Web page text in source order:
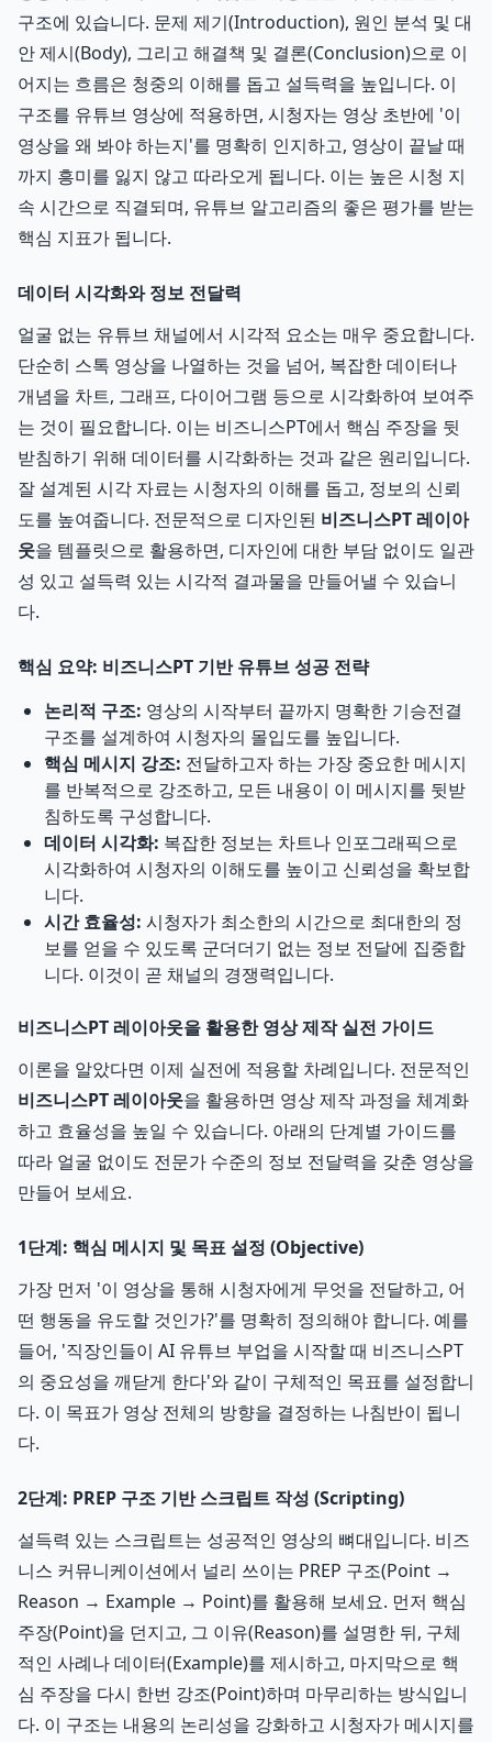
구조에 있습니다. 문제 제기(Introduction), 원인 분석 및 대
안 제시(Body), 그리고 해결책 및 결론(Conclusion)으로 이
어지는 흐름은 청중의 이해를 돕고 설득력을 높입니다. 이
구조를 유튜브 영상에 적용하면, 시청자는 영상 초반에 '이
영상을 왜 봐야 하는지'를 명확히 인지하고, 영상이 끝날 때
까지 흥미를 잃지 않고 따라오게 됩니다. 이는 높은 시청 지
속 시간으로 직결되며, 유튜브 알고리즘의 좋은 평가를 받는
핵심 지표가 됩니다.
데이터 시각화와 정보 전달력
얼굴 없는 유튜브 채널에서 시각적 요소는 매우 중요합니다.
단순히 스톡 영상을 나열하는 것을 넘어, 복잡한 데이터나
개념을 차트, 그래프, 다이어그램 등으로 시각화하여 보여주
는 것이 필요합니다. 이는 비즈니스PT에서 핵심 주장을 뒷
받침하기 위해 데이터를 시각화하는 것과 같은 원리입니다.
잘 설계된 시각 자료는 시청자의 이해를 돕고, 정보의 신뢰
도를 높여줍니다. 전문적으로 디자인된 비즈니스PT 레이아
웃을 템플릿으로 활용하면, 디자인에 대한 부담 없이도 일관
성 있고 설득력 있는 시각적 결과물을 만들어낼 수 있습니
다.
핵심 요약: 비즈니스PT 기반 유튜브 성공 전략
논리적 구조: 영상의 시작부터 끝까지 명확한 기승전결
구조를 설계하여 시청자의 몰입도를 높입니다.
핵심 메시지 강조: 전달하고자 하는 가장 중요한 메시지
를 반복적으로 강조하고, 모든 내용이 이 메시지를 뒷받
침하도록 구성합니다.
데이터 시각화: 복잡한 정보는 차트나 인포그래픽으로
시각화하여 시청자의 이해도를 높이고 신뢰성을 확보합
니다.
시간 효율성: 시청자가 최소한의 시간으로 최대한의 정
보를 얻을 수 있도록 군더더기 없는 정보 전달에 집중합
니다. 이것이 곧 채널의 경쟁력입니다.
비즈니스PT 레이아웃을 활용한 영상 제작 실전 가이드
이론을 알았다면 이제 실전에 적용할 차례입니다. 전문적인
비즈니스PT 레이아웃을 활용하면 영상 제작 과정을 체계화
하고 효율성을 높일 수 있습니다. 아래의 단계별 가이드를
따라 얼굴 없이도 전문가 수준의 정보 전달력을 갖춘 영상을
만들어 보세요.
1단계: 핵심 메시지 및 목표 설정 (Objective)
가장 먼저 '이 영상을 통해 시청자에게 무엇을 전달하고, 어
떤 행동을 유도할 것인가?'를 명확히 정의해야 합니다. 예를
들어, '직장인들이 AI 유튜브 부업을 시작할 때 비즈니스PT
의 중요성을 깨닫게 한다'와 같이 구체적인 목표를 설정합니
다. 이 목표가 영상 전체의 방향을 결정하는 나침반이 됩니
다.
2단계: PREP 구조 기반 스크립트 작성 (Scripting)
설득력 있는 스크립트는 성공적인 영상의 뼈대입니다. 비즈
니스 커뮤니케이션에서 널리 쓰이는 PREP 구조(Point →
Reason → Example → Point)를 활용해 보세요. 먼저 핵심
주장(Point)을 던지고, 그 이유(Reason)를 설명한 뒤, 구체
적인 사례나 데이터(Example)를 제시하고, 마지막으로 핵
심 주장을 다시 한번 강조(Point)하며 마무리하는 방식입니
다. 이 구조는 내용의 논리성을 강화하고 시청자가 메시지를